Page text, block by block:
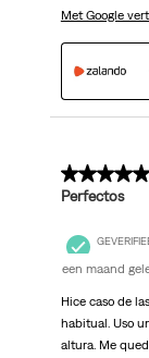
Met Google
5 van 5
Perfectos
een maand
Hice caso de
habitual. Uso
altura. Me